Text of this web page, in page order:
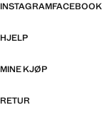
INSTAGRAMFACEBOOK
HJELP
MINE KJØP
RETUR